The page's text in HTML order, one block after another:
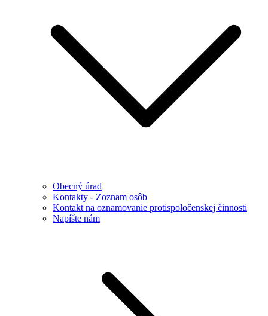
Obecný úrad
Kontakty - Zoznam osôb
Kontakt na oznamovanie protispoločenskej činnosti
Napíšte nám